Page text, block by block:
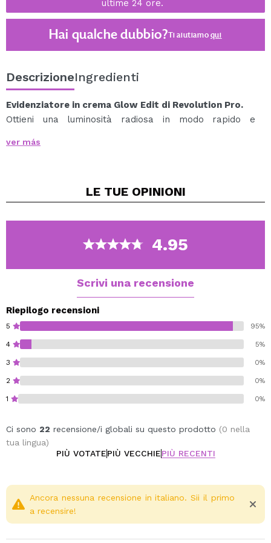
ultime 24 ore.
Hai qualche dubbio?Ti aiutiamoqui
DescrizioneIngredienti
Evidenziatore in crema Glow Edit di Revolution Pro.
Ottieni una luminosità radiosa in modo rapido e
Ideale per ritocchi facili e veloci grazie alla sua formula
mantenere la pelle nutrita e dall'aspetto sano.
Vegan.
ver más
LE TUE OPINIONI
4.95
Scrivi una recensione
Riepilogo recensioni
5 95%
4 5%
3 0%
2 0%
1 0%
Ci sono 22 recensione/i globali su questo prodotto (0 nella
tua lingua)
PIÙ VOTATEPIÙ VECCHIEPIÙ RECENTI
Ancora nessuna recensione in italiano. Sii il primo
a recensire!